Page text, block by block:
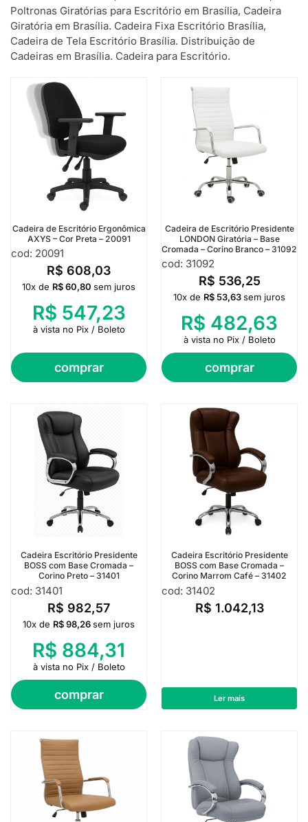
Poltronas Giratórias para Escritório em Brasília, Cadeira
Giratória em Brasília. Cadeira Fixa Escritório Brasília,
Cadeira de Tela Escritório Brasília. Distribuição de
Cadeiras em Brasília. Cadeira para Escritório.
Cadeira de Escritório Ergonômica
AXYS – Cor Preta – 20091
cod: 20091
R$ 608,03
comprar
10x de R$60,80 sem juros
R$ 547,23
à vista no Pix / Boleto
Cadeira de Escritório Presidente
LONDON Giratória – Base
Cromada – Corino Branco – 31092
cod: 31092
R$ 536,25
comprar
10x de R$53,63sem juros
R$ 482,63
à vista no Pix / Boleto
Cadeira Escritório Presidente
BOSS com Base Cromada –
Corino Preto – 31401
cod: 31401
R$ 982,57
comprar
10x de R$98,26sem juros
R$ 884,31
à vista no Pix / Boleto
Cadeira Escritório Presidente
BOSS com Base Cromada –
Corino Marrom Café – 31402
cod: 31402
R$ 1.042,13
Ler mais